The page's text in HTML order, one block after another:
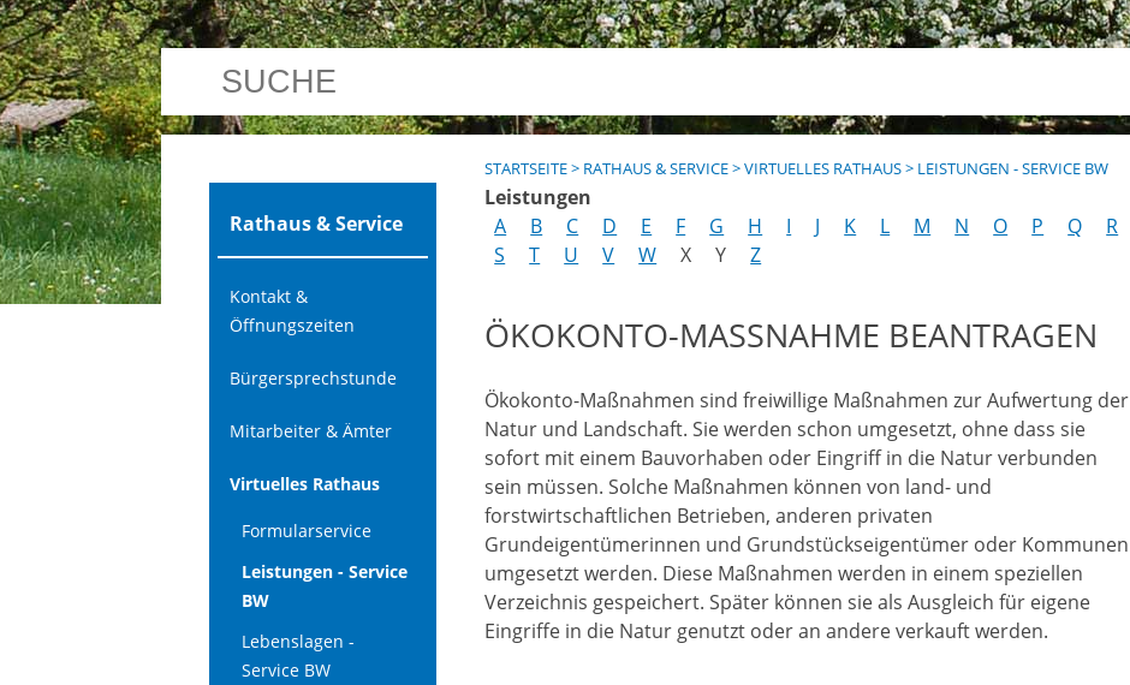
Rathaus & Service
Kontakt &
Öffnungszeiten
Bürgersprechstunde
Mitarbeiter & Ämter
Virtuelles Rathaus
Formularservice
Leistungen - Service
BW
Lebenslagen -
Service BW
STARTSEITE> RATHAUS & SERVICE>VIRTUELLES RATHAUS> LEISTUNGEN - SERVICE BW
Leistungen
A
B C D E F G H I J K L M N O P Q
R
S
T U V W X Y Z
ÖKOKONTO-MASSNAHME BEANTRAGEN
Ökokonto-Maßnahmen sind freiwillige Maßnahmen zur Aufwertung der
Natur und Landschaft. Sie werden schon umgesetzt, ohne dass sie
sofort mit einem Bauvorhaben oder Eingriff in die Natur verbunden
sein müssen. Solche Maßnahmen können von land- und
forstwirtschaftlichen Betrieben, anderen privaten
Grundeigentümerinnen und Grundstückseigentümer oder Kommunen
umgesetzt werden. Diese Maßnahmen werden in einem speziellen
Verzeichnis gespeichert. Später können sie als Ausgleich für eigene
Eingriffe in die Natur genutzt oder an andere verkauft werden.